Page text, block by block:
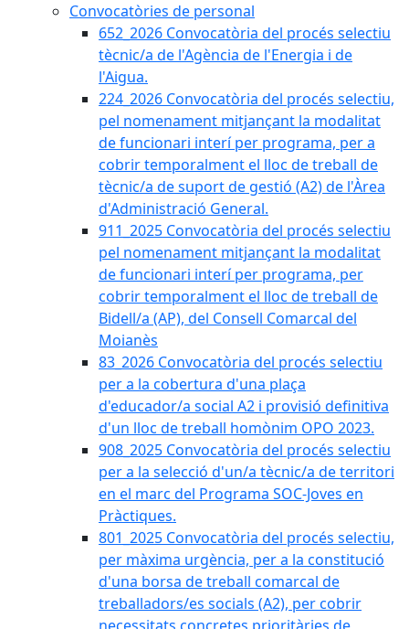
Convocatòries de personal
652_2026 Convocatòria del procés selectiu
tècnic/a de l'Agència de l'Energia i de
l'Aigua.
224_2026 Convocatòria del procés selectiu,
pel nomenament mitjançant la modalitat
de funcionari interí per programa, per a
cobrir temporalment el lloc de treball de
tècnic/a de suport de gestió (A2) de l'Àrea
d'Administració General.
911_2025 Convocatòria del procés selectiu
pel nomenament mitjançant la modalitat
de funcionari interí per programa, per
cobrir temporalment el lloc de treball de
Bidell/a (AP), del Consell Comarcal del
Moianès
83_2026 Convocatòria del procés selectiu
per a la cobertura d'una plaça
d'educador/a social A2 i provisió definitiva
d'un lloc de treball homònim OPO 2023.
908_2025 Convocatòria del procés selectiu
per a la selecció d'un/a tècnic/a de territori
en el marc del Programa SOC-Joves en
Pràctiques.
801_2025 Convocatòria del procés selectiu,
per màxima urgència, per a la constitució
d'una borsa de treball comarcal de
treballadors/es socials (A2), per cobrir